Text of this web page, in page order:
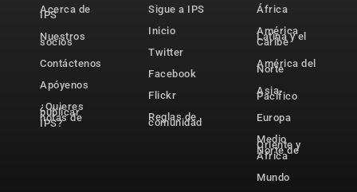
Acerca de
IPS
Nuestros
socios
Contáctenos
Apóyenos
¿Quieres
publicar
notas de
IPS?
Sigue a IPS
Inicio
Twitter
Facebook
Flickr
Reglas de
comunidad
África
América
Latina y el
Caribe
América del
Norte
Asia-
Pacífico
Europa
Medio
Oriente y
Norte de
África
Mundo